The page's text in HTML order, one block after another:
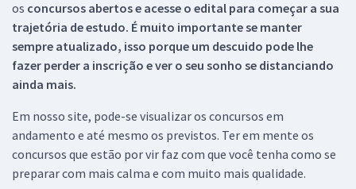
os concursos abertos e acesse o edital para começar a sua
trajetória de estudo. É muito importante se manter
sempre atualizado, isso porque um descuido pode lhe
fazer perder a inscrição e ver o seu sonho se distanciando
ainda mais.
Em nosso site, pode-se visualizar os concursos em
andamento e até mesmo os previstos. Ter em mente os
concursos que estão por vir faz com que você tenha como se
preparar com mais calma e com muito mais qualidade.